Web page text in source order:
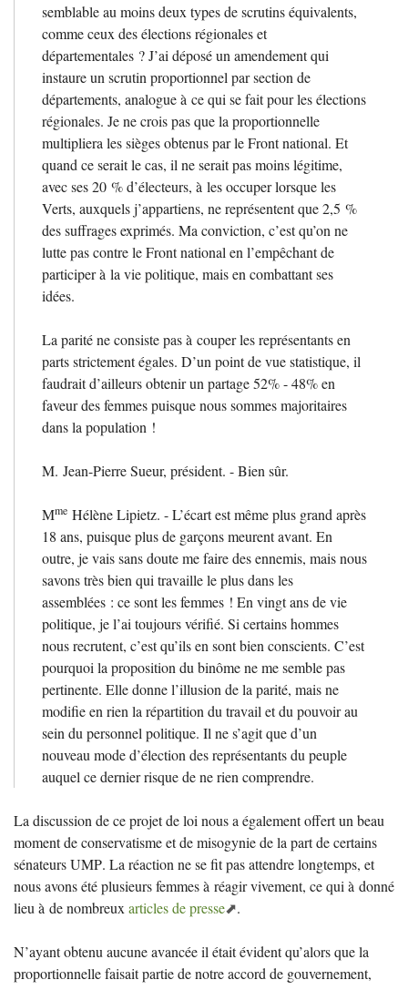
semblable au moins deux types de scrutins équivalents,
comme ceux des élections régionales et
départementales ? J’ai déposé un amendement qui
instaure un scrutin proportionnel par section de
départements, analogue à ce qui se fait pour les élections
régionales. Je ne crois pas que la proportionnelle
multipliera les sièges obtenus par le Front national. Et
quand ce serait le cas, il ne serait pas moins légitime,
avec ses 20 % d’électeurs, à les occuper lorsque les
Verts, auxquels j’appartiens, ne représentent que 2,5 %
des suffrages exprimés. Ma conviction, c’est qu’on ne
lutte pas contre le Front national en l’empêchant de
participer à la vie politique, mais en combattant ses
idées.
La parité ne consiste pas à couper les représentants en
parts strictement égales. D’un point de vue statistique, il
faudrait d’ailleurs obtenir un partage 52% - 48% en
faveur des femmes puisque nous sommes majoritaires
dans la population !
M. Jean-Pierre Sueur, président. - Bien sûr.
Mme Hélène Lipietz. - L’écart est même plus grand après
18 ans, puisque plus de garçons meurent avant. En
outre, je vais sans doute me faire des ennemis, mais nous
savons très bien qui travaille le plus dans les
assemblées : ce sont les femmes ! En vingt ans de vie
politique, je l’ai toujours vérifié. Si certains hommes
nous recrutent, c’est qu’ils en sont bien conscients. C’est
pourquoi la proposition du binôme ne me semble pas
pertinente. Elle donne l’illusion de la parité, mais ne
modifie en rien la répartition du travail et du pouvoir au
sein du personnel politique. Il ne s’agit que d’un
nouveau mode d’élection des représentants du peuple
auquel ce dernier risque de ne rien comprendre.
La discussion de ce projet de loi nous a également offert un beau
moment de conservatisme et de misogynie de la part de certains
sénateursUMP. La réaction ne se fit pas attendre longtemps, et
nous avons été plusieurs femmes à réagir vivement, ce qui à donné
lieu à de nombreux articles de presse .
N’ayant obtenu aucune avancée il était évident qu’alors que la
proportionnelle faisait partie de notre accord de gouvernement,